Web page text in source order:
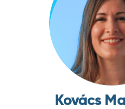
Kovács